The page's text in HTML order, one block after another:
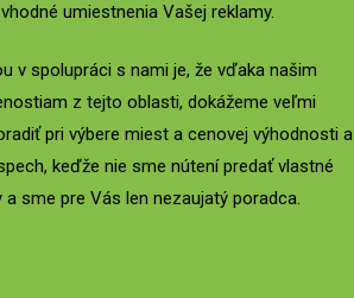
umiestnenia Vašej reklamy.
v spolupráci s nami je, že vďaka našim
z tejto oblasti, dokážeme veľmi
pri výbere miest a cenovej výhodnosti a
keďže nie sme nútení predať vlastné
a sme pre Vás len nezaujatý poradca.